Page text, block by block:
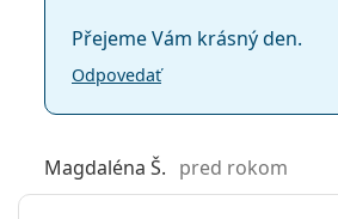
Přejeme Vám krásný den.
Odpovedať
Magdaléna Š. pred rokom